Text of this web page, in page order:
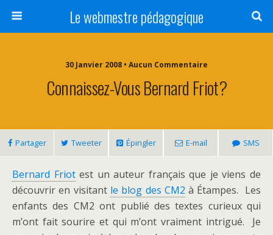
Le webmestre pédagogique
30 Janvier 2008 • Aucun Commentaire
Connaissez-Vous Bernard Friot?
Partager Tweeter Épingler E-mail SMS
Bernard Friotest un auteur français que je viens de
découvrir en visitant le blog des CM2 à Étampes. Les
enfants des CM2 ont publié des textes curieux qui
m’ont fait sourire et qui m’ont vraiment intrigué. Je